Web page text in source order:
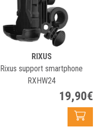
RIXUS
Rixus support smartphone
RXHW24
19,90€